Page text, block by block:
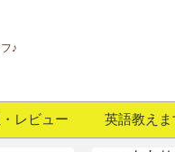
♪
レビュー 英語教えま